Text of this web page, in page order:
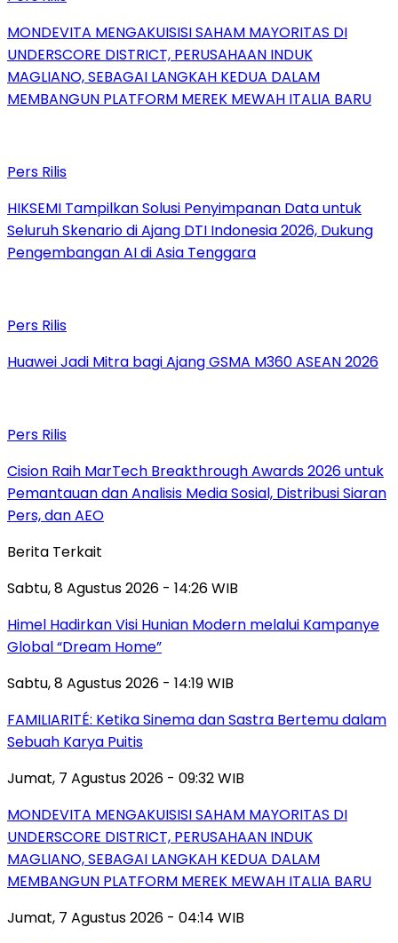
MONDEVITA MENGAKUISISI SAHAM MAYORITAS DI
UNDERSCORE DISTRICT, PERUSAHAAN INDUK
MAGLIANO, SEBAGAI LANGKAH KEDUA DALAM
MEMBANGUN PLATFORM MEREK MEWAH ITALIA BARU
Pers Rilis
HIKSEMI Tampilkan Solusi Penyimpanan Data untuk
Seluruh Skenario di Ajang DTI Indonesia 2026, Dukung
Pengembangan AI di Asia Tenggara
Pers Rilis
Huawei Jadi Mitra bagi Ajang GSMA M360 ASEAN 2026
Pers Rilis
Cision Raih MarTech Breakthrough Awards 2026 untuk
Pemantauan dan Analisis Media Sosial, Distribusi Siaran
Pers, dan AEO
Berita Terkait
Sabtu, 8 Agustus 2026 - 14:26 WIB
Himel Hadirkan Visi Hunian Modern melalui Kampanye
Global “Dream Home”
Sabtu, 8 Agustus 2026 - 14:19 WIB
FAMILIARITÉ: Ketika Sinema dan Sastra Bertemu dalam
Sebuah Karya Puitis
Jumat, 7 Agustus 2026 - 09:32 WIB
MONDEVITA MENGAKUISISI SAHAM MAYORITAS DI
UNDERSCORE DISTRICT, PERUSAHAAN INDUK
MAGLIANO, SEBAGAI LANGKAH KEDUA DALAM
MEMBANGUN PLATFORM MEREK MEWAH ITALIA BARU
Jumat, 7 Agustus 2026 - 04:14 WIB